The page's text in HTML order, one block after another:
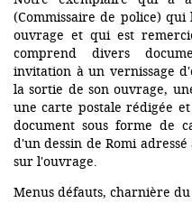
(Commissaire de police)
ouvrage et qui est
comprend divers
invitation à un vernissage
la sortie de son ouvrage,
une carte postale rédigée
document sous forme de
d'un dessin de Romi
sur l'ouvrage.
Menus défauts, charnière